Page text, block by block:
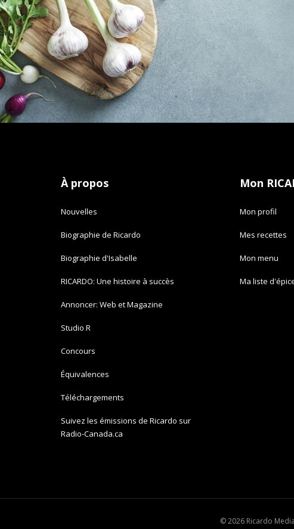
À propos
Nouvelles
Biographie de Ricardo
Biographie d'Isabelle
RICARDO: Une histoire à succès
Annoncer: Web et Magazine
Studio R
Concours
Équivalences
Téléchargements
Suivez les émissions de Ricardo sur
Radio-Canada.ca
Mon
Mon profil
Mes recettes
Mon menu
Ma liste
© 2026 Ricardo